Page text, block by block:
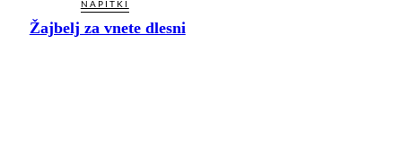
NAPITKI
Žajbelj za vnete dlesni